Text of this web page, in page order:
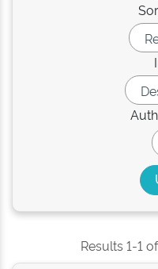
Results 1-1